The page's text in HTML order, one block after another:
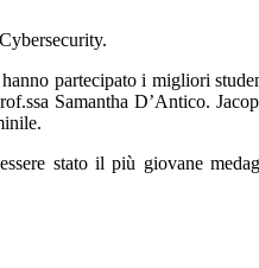
partecipato i migliori
Samantha D’Antico.
stato il più giovane